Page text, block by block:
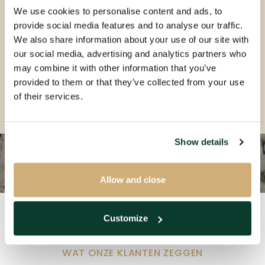
We use cookies to personalise content and ads, to
provide social media features and to analyse our traffic.
We also share information about your use of our site with
our social media, advertising and analytics partners who
may combine it with other information that you’ve
provided to them or that they’ve collected from your use
of their services.
Show details
Allow and close
Customize
• Het voeren van noodzakelijke correspondentie
als beheerder;
• Het aanspreekpunt zijn omtrent financiële
zaken.
WAT ONZE KLANTEN ZEGGEN